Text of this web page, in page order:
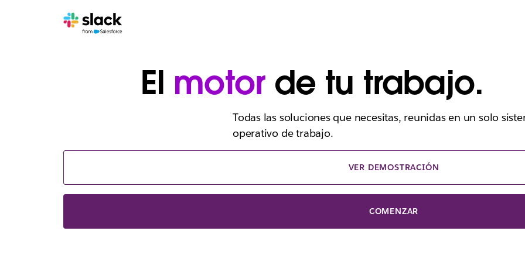
El motorde tu trabajo.
Todas las soluciones que necesitas, reunidas en un solo
operativo de trabajo.
VER DEMOSTRACIÓN
COMENZAR